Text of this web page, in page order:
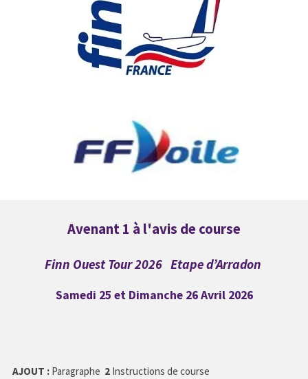
Avenant 1 à l'avis de course
Finn Ouest Tour 2026 Etape d’Arradon
Samedi 25 et Dimanche 26 Avril 2026
AJOUT : Paragraphe 2 Instructions de course